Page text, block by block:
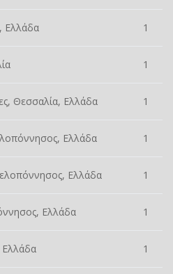
Ελλάδα 1
1
Θεσσαλία, Ελλάδα 1
Ελλάδα 1
Ελλάδα 1
Ελλάδα 1
Ελλάδα 1